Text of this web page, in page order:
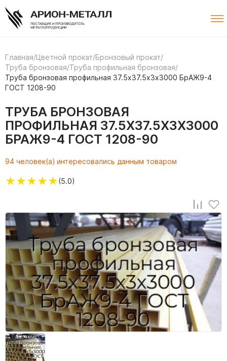
Главная/Цветной прокат/Бронзовый прокат/
Труба бронзовая/Труба профильная бронзовая/
Труба бронзовая профильная 37.5х37.5х3х3000 БрАЖ9-4
ГОСТ 1208-90
ТРУБА БРОНЗОВАЯ
ПРОФИЛЬНАЯ 37.5Х37.5Х3Х3000
БРАЖ9-4 ГОСТ 1208-90
94 человек(а) интересовались данным товаром
★★★★★(5.0)